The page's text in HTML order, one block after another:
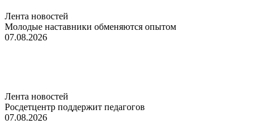
Лента новостей
Молодые наставники обменяются опытом
07.08.2026
Лента новостей
Росдетцентр поддержит педагогов
07.08.2026